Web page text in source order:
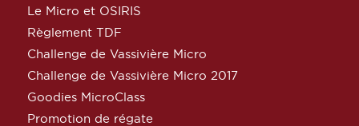
Le Micro et OSIRIS
Règlement TDF
Challenge de Vassivière Micro
Challenge de Vassivière Micro 2017
Goodies MicroClass
Promotion de régate